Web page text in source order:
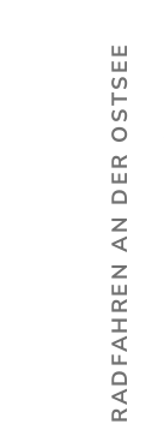
RADFAHREN AN DER OSTSEE